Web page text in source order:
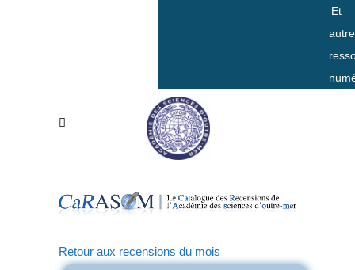
Et
Retour aux recensions du mois